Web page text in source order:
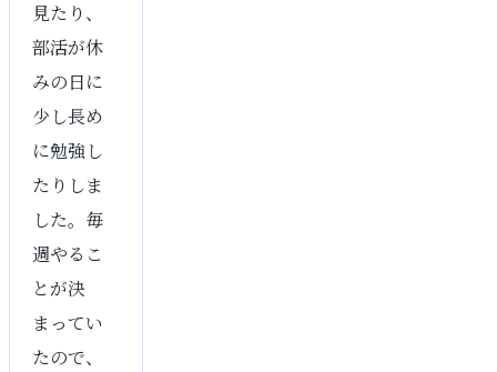
見たり、
部活が休
みの日に
少し長め
に勉強し
たりしま
した。毎
週やるこ
とが決
まってい
たので、